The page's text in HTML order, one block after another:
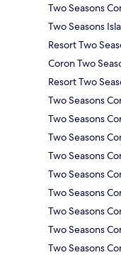
Two Seasons
Two Seasons
Resort Two
Coron Two
Resort Two
Two Seasons
Two Seasons
Two Seasons
Two Seasons
Two Seasons
Two Seasons
Two Seasons
Two Seasons
Two Seasons